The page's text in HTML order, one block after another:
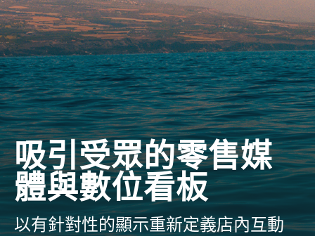
吸引受眾的零售媒
體與數位看板
以有針對性的顯示重新定義店內互動